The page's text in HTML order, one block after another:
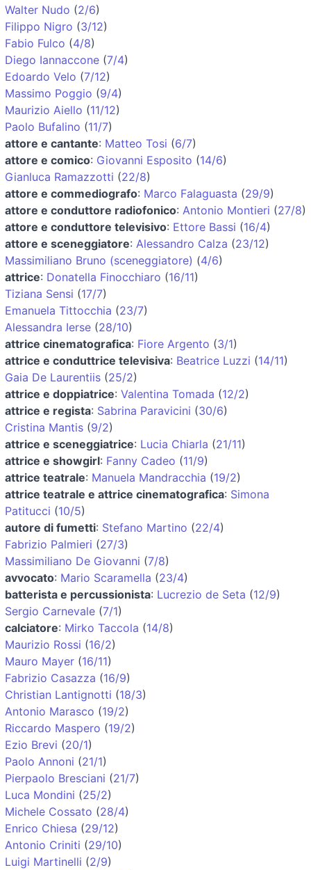
Walter Nudo (2/6)
Filippo Nigro (3/12)
Fabio Fulco (4/8)
Diego Iannaccone (7/4)
Edoardo Velo (7/12)
Massimo Poggio (9/4)
Maurizio Aiello (11/12)
Paolo Bufalino (11/7)
attore e cantante: Matteo Tosi (6/7)
attore e comico: Giovanni Esposito (14/6)
Gianluca Ramazzotti (22/8)
attore e commediografo: Marco Falaguasta (29/9)
attore e conduttore radiofonico: Antonio Montieri (27/8)
attore e conduttore televisivo: Ettore Bassi (16/4)
attore e sceneggiatore: Alessandro Calza (23/12)
Massimiliano Bruno (sceneggiatore) (4/6)
attrice: Donatella Finocchiaro (16/11)
Tiziana Sensi (17/7)
Emanuela Tittocchia (23/7)
Alessandra Ierse (28/10)
attrice cinematografica: Fiore Argento (3/1)
attrice e conduttrice televisiva: Beatrice Luzzi (14/11)
Gaia De Laurentiis (25/2)
attrice e doppiatrice: Valentina Tomada (12/2)
attrice e regista: Sabrina Paravicini (30/6)
Cristina Mantis (9/2)
attrice e sceneggiatrice: Lucia Chiarla (21/11)
attrice e showgirl: Fanny Cadeo (11/9)
attrice teatrale: Manuela Mandracchia (19/2)
attrice teatrale e attrice cinematografica: Simona
Patitucci (10/5)
autore di fumetti: Stefano Martino (22/4)
Fabrizio Palmieri (27/3)
Massimiliano De Giovanni (7/8)
avvocato: Mario Scaramella (23/4)
batterista e percussionista: Lucrezio de Seta (12/9)
Sergio Carnevale (7/1)
calciatore: Mirko Taccola (14/8)
Maurizio Rossi (16/2)
Mauro Mayer (16/11)
Fabrizio Casazza (16/9)
Christian Lantignotti (18/3)
Antonio Marasco (19/2)
Riccardo Maspero (19/2)
Ezio Brevi (20/1)
Paolo Annoni (21/1)
Pierpaolo Bresciani (21/7)
Luca Mondini (25/2)
Michele Cossato (28/4)
Enrico Chiesa (29/12)
Antonio Criniti (29/10)
Luigi Martinelli (2/9)